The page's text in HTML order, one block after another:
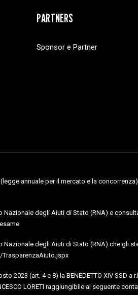
PARTNERS
Sponsor e Partner
annuale per il mercato e la
degli Aiuti di Stato (RNA) e
degli Aiuti di Stato (RNA) che gli
2023 (art. 4 e 8) la BENEDETTO XIV SSD a
LORETI raggiungibile al seguente